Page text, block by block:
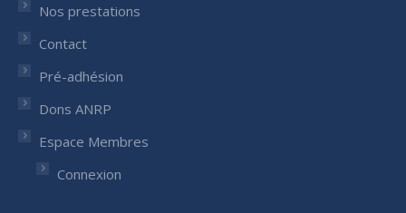
Nos prestations
Contact
Pré-adhésion
Dons ANRP
Espace Membres
Connexion